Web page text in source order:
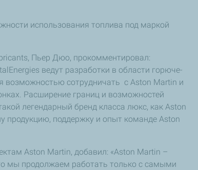
использования топлива под маркой
Пьер Дюо, прокомментировал:
ведут разработки в области горюче-
сотрудничать с Aston Martin и
Расширение границ и возможностей
легендарный бренд класса люкс, как Aston
поддержку и опыт команде Aston
Aston Martin, добавил: «Aston Martin –
мы продолжаем работать только с самыми